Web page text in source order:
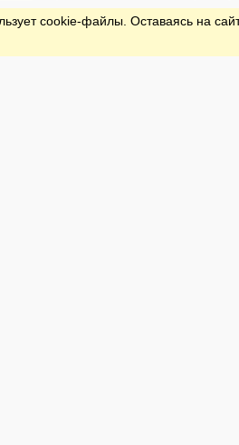
cookie-файлы. Оставаясь на